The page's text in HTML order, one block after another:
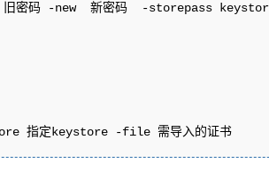
密码 -new  新密码  -storepass
指定keystore -file 需导入的证书